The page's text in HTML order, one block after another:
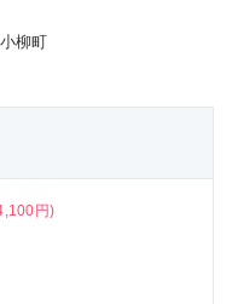
柳町
円)